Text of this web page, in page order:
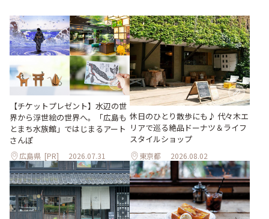
【チケットプレゼント】水辺の世
界から浮世絵の世界へ。「広島も
とまち水族館」ではじまるアート
さんぽ
広島県 [PR] 2026.07.31
休日のひとり散歩にも♪ 代々木エ
リアで巡る絶品ドーナツ＆ライフ
スタイルショップ
東京都 2026.08.02